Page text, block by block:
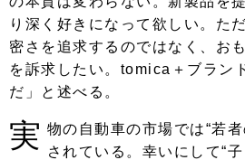
り深く好きになって欲しい。た
密さを追求するのではなく、お
を訴求したい。tomica＋ブラン
だ」と述べる。
実 物の自動車の市場では“若
されている。幸いにして“